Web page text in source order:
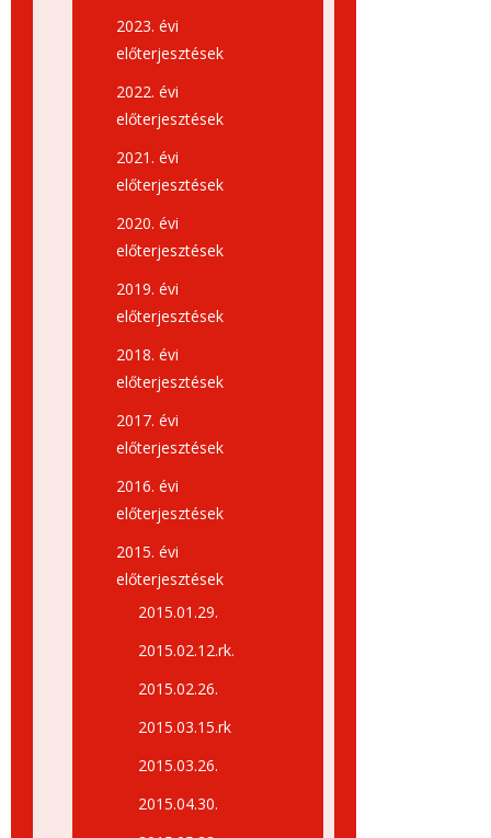
2023. évi
előterjesztések
2022. évi
előterjesztések
2021. évi
előterjesztések
2020. évi
előterjesztések
2019. évi
előterjesztések
2018. évi
előterjesztések
2017. évi
előterjesztések
2016. évi
előterjesztések
2015. évi
előterjesztések
2015.01.29.
2015.02.12.rk.
2015.02.26.
2015.03.15.rk
2015.03.26.
2015.04.30.